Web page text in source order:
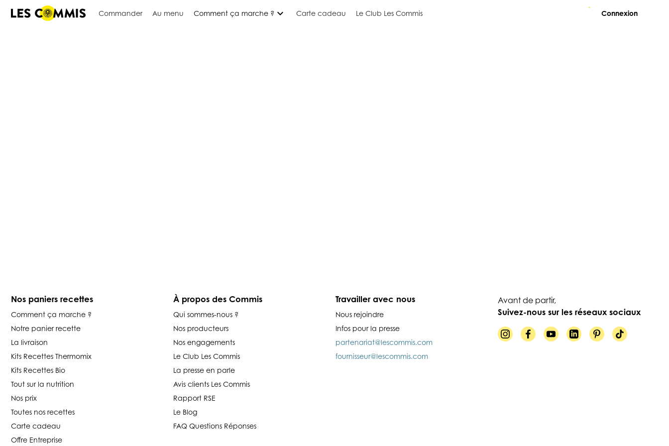
Commander Au menu Comment ça marche ? expand_more Carte cadeau Le Club Les Commis Connexion
Nos paniers recettes
Comment ça marche ?
Notre panier recette
La livraison
Kits Recettes Thermomix
Kits Recettes Bio
Tout sur la nutrition
Nos prix
Toutes nos recettes
Carte cadeau
Offre Entreprise
À propos des Commis
Qui sommes-nous ?
Nos producteurs
Nos engagements
Le Club Les Commis
La presse en parle
Avis clients Les Commis
Rapport RSE
Le Blog
FAQ Questions Réponses
Travailler avec nous
Nous rejoindre
Infos pour la presse
partenariat@lescommis.com
fournisseur@lescommis.com
Avant de partir,
Suivez-nous sur les réseaux sociaux